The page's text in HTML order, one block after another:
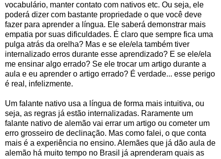
vocabulário, manter contato com nativos etc. Ou seja, ele
poderá dizer com bastante propriedade o que você deve
fazer para aprender a língua. Ele saberá demonstrar mais
empatia por suas dificuldades. É claro que sempre fica uma
pulga atrás da orelha? Mas e se ele/ela também tiver
internalizado erros durante esse aprendizado? E se ele/ela
me ensinar algo errado? Se ele trocar um artigo durante a
aula e eu aprender o artigo errado? É verdade... esse perigo
é real, infelizmente.
Um falante nativo usa a língua de forma mais intuitiva, ou
seja, as regras já estão internalizadas. Raramente um
falante nativo de alemão vai errar um artigo ou cometer um
erro grosseiro de declinação. Mas como falei, o que conta
mais é a experiência no ensino. Alemães que já dão aula de
alemão há muito tempo no Brasil já aprenderam quais as